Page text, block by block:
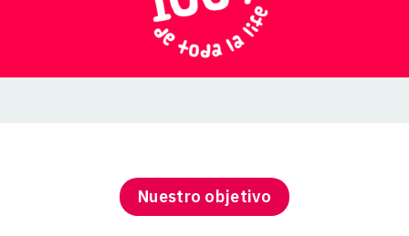
Nuestro objetivo